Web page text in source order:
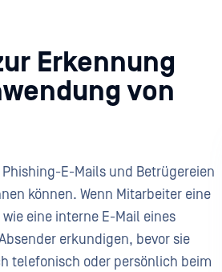
Erkennung
von
E-Mails und Betrügereien
können. Wenn Mitarbeiter eine
eine interne E-Mail eines
erkundigen, bevor sie
telefonisch oder persönlich beim